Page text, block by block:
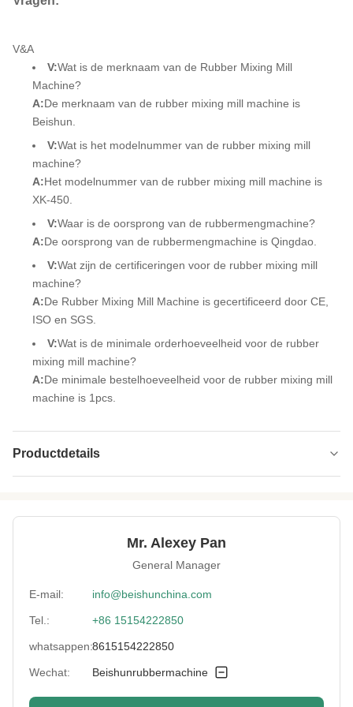
V&A
V:Wat is de merknaam van de Rubber Mixing Mill
Machine?
A:De merknaam van de rubber mixing mill machine is
Beishun.
V:Wat is het modelnummer van de rubber mixing mill
machine?
A:Het modelnummer van de rubber mixing mill machine is
XK-450.
V:Waar is de oorsprong van de rubbermengmachine?
A:De oorsprong van de rubbermengmachine is Qingdao.
V:Wat zijn de certificeringen voor de rubber mixing mill
machine?
A:De Rubber Mixing Mill Machine is gecertificeerd door CE,
ISO en SGS.
V:Wat is de minimale orderhoeveelheid voor de rubber
mixing mill machine?
A:De minimale bestelhoeveelheid voor de rubber mixing mill
machine is 1pcs.
Productdetails
Roller Lubrication: Handleiding
Roller Bearings: NSK
Mr. Alexey Pan
General Manager
E-mail: info@beishunchina.com
Tel.: +86 15154222850
whatsappen:8615154222850
Wechat: Beishunrubbermachine